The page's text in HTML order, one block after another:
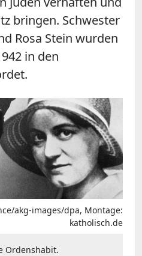
bringen. Schwester
Rosa Stein wurden
in den
akg-images/dpa, Montage:
katholisch.de
Ordenshabit.